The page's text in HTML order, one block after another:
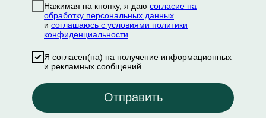
Нажимая на кнопку, я даю согласие на
обработку персональных данных
и соглашаюсь с условиями политики
конфиденциальности
Я согласен(на) на получение информационных
и рекламных сообщений
Отправить